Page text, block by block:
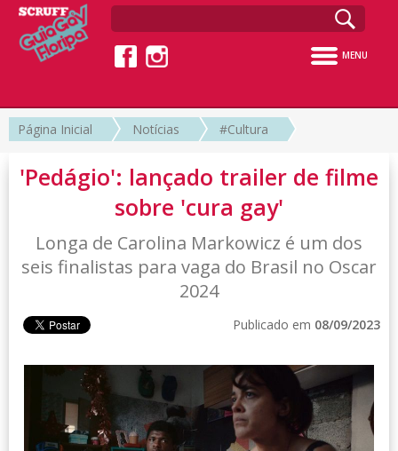
MENU
Página Inicial Notícias #Cultura
'Pedágio': lançado trailer de filme
sobre 'cura gay'
Longa de Carolina Markowicz é um dos
seis finalistas para vaga do Brasil no Oscar
2024
Publicado em 08/09/2023